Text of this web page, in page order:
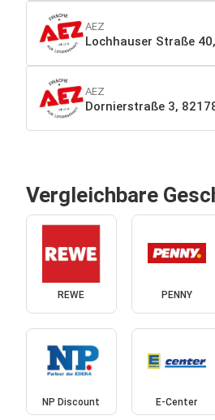
AEZ
Lochhauser Straße
AEZ
Dornierstraße 3,
Vergleichbare
REWE PENNY
NP Discount E-Center